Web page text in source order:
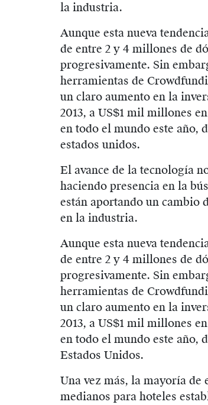
la industria.
Aunque esta nueva
de entre 2 y 4 millones de
progresivamente. Sin
herramientas de
un claro aumento en la
2013, a US$1 mil millones
en todo el mundo este año,
estados unidos.
El avance de la tecnología
haciendo presencia en la
están aportando un cambio
en la industria.
Aunque esta nueva
de entre 2 y 4 millones de
progresivamente. Sin
herramientas de
un claro aumento en la
2013, a US$1 mil millones
en todo el mundo este año,
Estados Unidos.
Una vez más, la mayoría de
medianos para hoteles